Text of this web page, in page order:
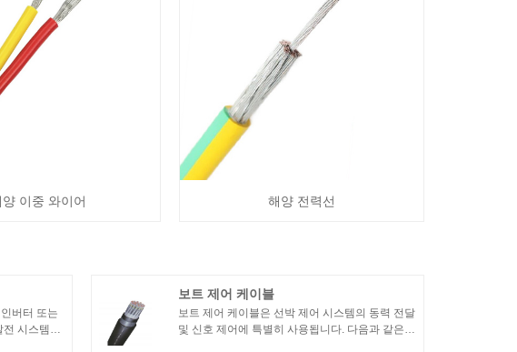
양 이중 와이어 해양 전력선
버터 또는
전 시스템에
보트 제어 케이블
보트 제어 케이블은 선박 제어 시스템의 동력 전달
및 신호 제어에 특별히 사용됩니다. 다음과 같은